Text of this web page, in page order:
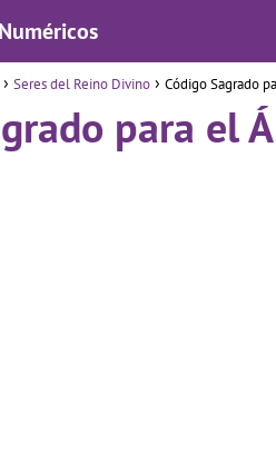
Seres del Reino Divino Código Sagrado
para el